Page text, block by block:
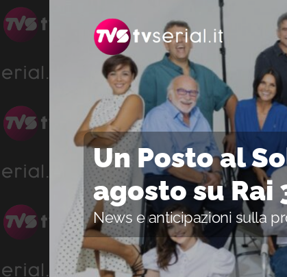
navigazione
contenuto
Un Posto al
agosto su Rai
News e anticipazioni sulla